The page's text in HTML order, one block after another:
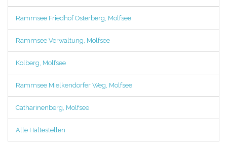
Rammsee Friedhof Osterberg, Molfsee
Rammsee Verwaltung, Molfsee
Kolberg, Molfsee
Rammsee Mielkendorfer Weg, Molfsee
Catharinenberg, Molfsee
Alle Haltestellen